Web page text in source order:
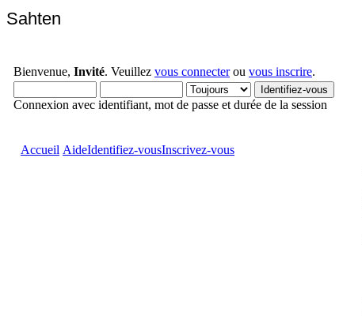
Sahten
Bienvenue, Invité. Veuillez vous connecterou vous inscrire.
Connexion avec identifiant, mot de passe et durée de la session
Accueil AideIdentifiez-vousInscrivez-vous